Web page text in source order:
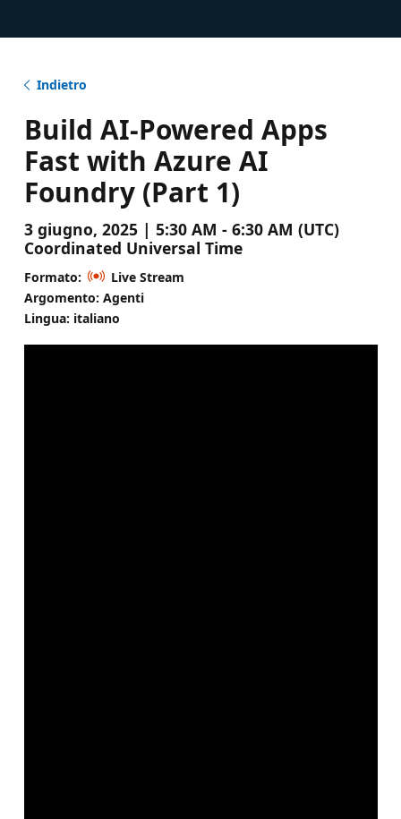
Indietro
Build AI-Powered Apps
Fast with Azure AI
Foundry (Part 1)
3 giugno, 2025 | 5:30 AM - 6:30 AM (UTC)
Coordinated Universal Time
Formato:
Live Stream
Argomento: Agenti
Lingua: italiano